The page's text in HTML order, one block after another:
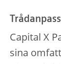
Capital X
sina